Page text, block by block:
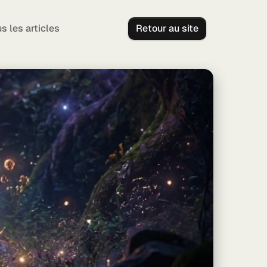
les articles Retour au site